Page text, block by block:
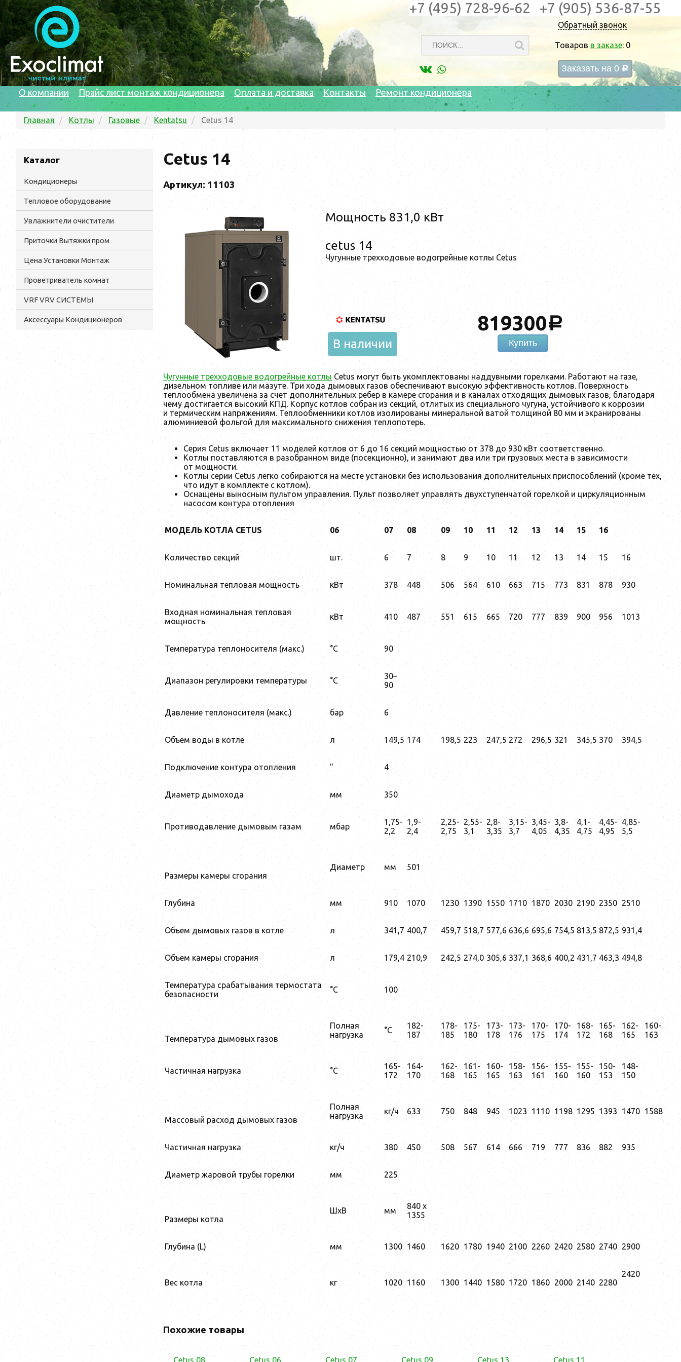
Обратный звонок
Товаров в заказе: 0
Заказать на 0 c
+7 (495) 728-96-62 +7 (905) 536-87-55
О компании Прайс лист монтаж кондиционера Оплата и доставка Контакты Ремонт кондиционера
Главная Котлы Газовые Kentatsu Cetus 14
Каталог
Кондиционеры
Тепловое оборудование
Увлажнители очистители
Приточки Вытяжки пром
Цена Установки Монтаж
Проветриватель комнат
VRF VRV СИСТЕМЫ
Аксессуары Кондиционеров
Cetus 14
Артикул: 11103
Мощность 831,0 кВт
cetus 14
Чугунные трехходовые водогрейные котлы Cetus
819300a
Купить
В наличии
Чугунные трехходовые водогрейные котлы Cetus могут быть укомплектованы наддувными горелками. Работают на газе,
дизельном топливе или мазуте. Три хода дымовых газов обеспечивают высокую эффективность котлов. Поверхность
теплообмена увеличена за счет дополнительных ребер в камере сгорания и в каналах отходящих дымовых газов, благодаря
чему достигается высокий КПД. Корпус котлов собран из секций, отлитых из специального чугуна, устойчивого к коррозии
и термическим напряжениям. Теплообменники котлов изолированы минеральной ватой толщиной 80 мм и экранированы
алюминиевой фольгой для максимального снижения теплопотерь.
Серия Cetus включает 11 моделей котлов от 6 до 16 секций мощностью от 378 до 930 кВт соответственно.
Котлы поставляются в разобранном виде (посекционно), и занимают два или три грузовых места в зависимости
от мощности.
Котлы серии Cetus легко собираются на месте установки без использования дополнительных приспособлений (кроме тех,
что идут в комплекте с котлом).
Оснащены выносным пультом управления. Пульт позволяет управлять двухступенчатой горелкой и циркуляционным
насосом контура отопления
МОДЕЛЬ КОТЛА CETUS 06 07 08 09 10 11 12 13 14 15 16
Количество секций шт. 6 7 8 9 10 11 12 13 14 15 16
Номинальная тепловая мощность кВт 378 448 506 564 610 663 715 773 831 878 930
Входная номинальная тепловая
мощность
кВт 410 487 551 615 665 720 777 839 900 956 1013
Температура теплоносителя (макс.) °C 90
Диапазон регулировки температуры °C
30–
90
Давление теплоносителя (макс.) бар 6
Объем воды в котле л 149,5 174 198,5 223 247,5 272 296,5 321 345,5 370 394,5
Подключение контура отопления " 4
Диаметр дымохода мм 350
Противодавление дымовым газам мбар
1,75-
2,2
1,9-
2,4
2,25-
2,75
2,55-
3,1
2,8-
3,35
3,15-
3,7
3,45-
4,05
3,8-
4,35
4,1-
4,75
4,45-
4,95
4,85-
5,5
Размеры камеры сгорания
Диаметр мм 501
Глубина мм 910 1070 1230 1390 1550 1710 1870 2030 2190 2350 2510
Объем дымовых газов в котле л 341,7 400,7 459,7 518,7 577,6 636,6 695,6 754,5 813,5 872,5 931,4
Объем камеры сгорания л 179,4 210,9 242,5 274,0 305,6 337,1 368,6 400,2 431,7 463,3 494,8
Температура срабатывания термостата
безопасности
°C 100
Температура дымовых газов
Полная
нагрузка
°C
182-
187
178-
185
175-
180
173-
178
173-
176
170-
175
170-
174
168-
172
165-
168
162-
165
160-
163
Частичная нагрузка °C
165-
172
164-
170
162-
168
161-
165
160-
165
158-
163
156-
161
155-
160
155-
160
150-
153
148-
150
Массовый расход дымовых газов
Полная
нагрузка
кг/ч 633 750 848 945 1023 1110 1198 1295 1393 1470 1588
Частичная нагрузка кг/ч 380 450 508 567 614 666 719 777 836 882 935
Диаметр жаровой трубы горелки мм 225
Размеры котла
ШхВ мм
840 x
1355
Глубина (L) мм 1300 1460 1620 1780 1940 2100 2260 2420 2580 2740 2900
Вес котла кг 1020 1160 1300 1440 1580 1720 1860 2000 2140 2280
2420
Похожие товары
Cetus 08 Cetus 06 Cetus 07 Cetus 09 Cetus 13 Cetus 11